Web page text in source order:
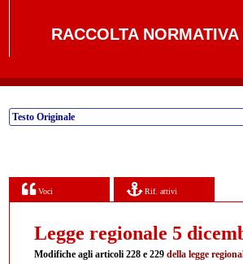
RACCOLTA
Testo Originale
Voci Rif. attivi
Legge regionale 5
Modifiche agli articoli 228 e 229 della legge